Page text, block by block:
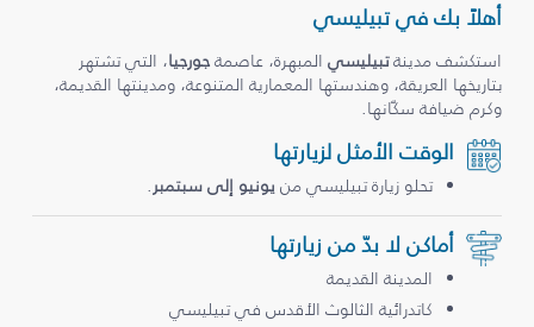
أهلاً بك في تبيليسي
استكشف مدينةتبيليسيالمبهرة، عاصمةجورجيا، التي تشتهر
بتاريخها العريقة، وهندستها المعمارية المتنوعة، ومدينتها القديمة،
وكرم ضيافة سكّانها.
الوقت الأمثل لزيارتها
تحلو زيارة تبيليسي من يونيو إلى سبتمبر.
أماكن لا بدّ من زيارتها
المدينة القديمة
كاتدرائية الثالوث الأقدس في تبيليسي